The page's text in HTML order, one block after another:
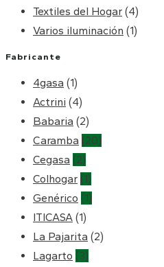
Textiles del Hogar (4)
Varios iluminación (1)
Fabricante
4gasa (1)
Actrini (4)
Babaria (2)
Caramba (20)
Cegasa (2)
Colhogar (1)
Genérico (1)
ITICASA (1)
La Pajarita (2)
Lagarto (3)